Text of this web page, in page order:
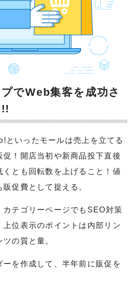
でWeb集客を成功さ
といったモールは売上を立てる
促！開店当初や新商品投下直後
くとも回転数を上げること！値
促費として捉える。
カテゴリーページでもSEO対策
上位表示のポイントは内部リン
の質と量。
ーを作成して、半年前に販促を